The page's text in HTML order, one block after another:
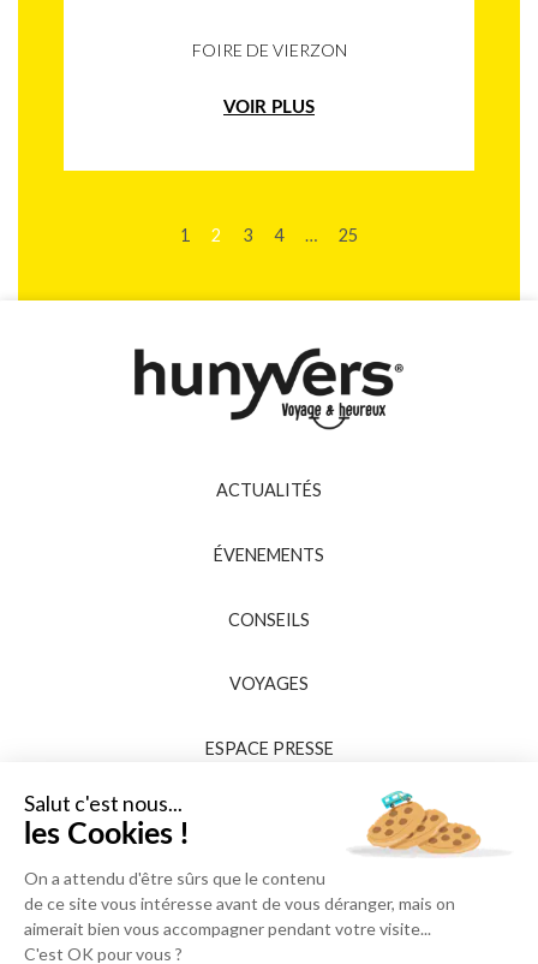
FOIRE DE VIERZON
VOIR PLUS
1 2 3 4 … 25
ACTUALITÉS
ÉVENEMENTS
CONSEILS
VOYAGES
ESPACE PRESSE
Salut c'est nous...
les Cookies !
On a attendu d'être sûrs que le contenu
de ce site vous intéresse avant de vous déranger, mais on
aimerait bien vous accompagner pendant votre visite...
C'est OK pour vous ?